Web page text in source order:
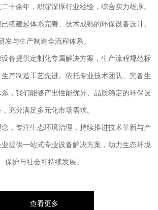
十余年，积淀深厚行业经验，综合实力雄厚。
搭建起体系完善、技术成熟的环保设备设计、
发与生产制造全流程体系。
备提供定制化专属解决方案，生产流程规范标
产制造工艺先进。依托专业技术团队、完备生
，我们能够产出性能优异、品质稳定的环保设
充分满足多元化市场需求。
，专注生态环境治理，持续推进技术革新与产
提供一站式专业设备解决方案，助力生态环境
保护与社会可持续发展。
查看更多